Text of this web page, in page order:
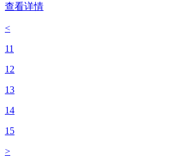
查看详情
<
11
12
13
14
15
>